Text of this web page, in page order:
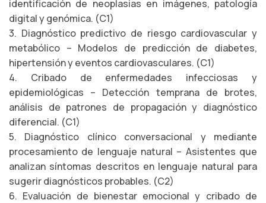
identificación de neoplasias en imágenes, patología
digital y genómica. (C1)
3. Diagnóstico predictivo de riesgo cardiovascular y
metabólico – Modelos de predicción de diabetes,
hipertensión y eventos cardiovasculares. (C1)
4. Cribado de enfermedades infecciosas y
epidemiológicas – Detección temprana de brotes,
análisis de patrones de propagación y diagnóstico
diferencial. (C1)
5. Diagnóstico clínico conversacional y mediante
procesamiento de lenguaje natural – Asistentes que
analizan síntomas descritos en lenguaje natural para
sugerir diagnósticos probables. (C2)
6. Evaluación de bienestar emocional y cribado de